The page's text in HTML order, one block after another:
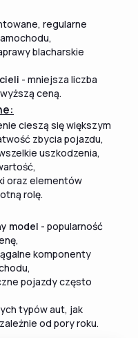
regularne
blacharskie
- mniejsza liczba
ceną.
cieszą się większym
zbycia pojazdu,
uszkodzenia,
oraz elementów
rolę.
model - popularność
komponenty
pojazdy często
typów aut, jak
od pory roku.